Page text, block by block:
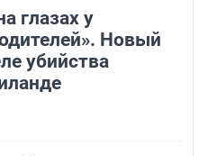
глазах у
Новый
убийства